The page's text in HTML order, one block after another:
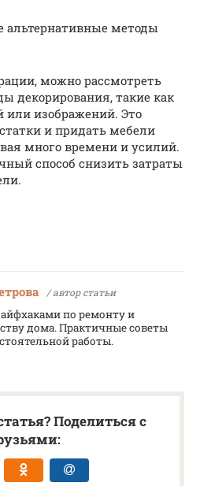
альтернативные методы
можно рассмотреть
декорирования, такие как
или изображений. Это
и придать мебели
много времени и усилий.
способ снизить затраты
/ автор статьи
по ремонту и
дома. Практичные советы
работы.
Поделиться с